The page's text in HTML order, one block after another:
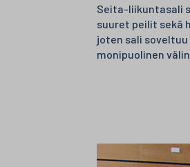
Seita-liikuntasali
suuret peilit sekä
joten sali
monipuolinen